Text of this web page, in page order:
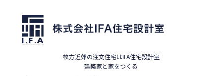
枚方近郊の注文住宅はIFA住宅設計室
建築家と家をつくる